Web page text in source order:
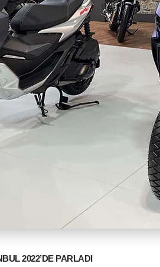
2022’DE PARLADI